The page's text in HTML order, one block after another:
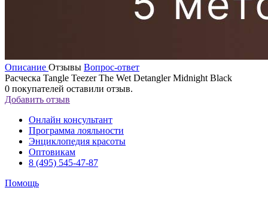
Описание Отзывы Вопрос-ответ
Расческа Tangle Teezer The Wet Detangler Midnight Black
0 покупателей оставили отзыв.
Добавить отзыв
Онлайн консультант
Программа лояльности
Энциклопедия красоты
Оптовикам
8 (495) 545-47-87
Помощь